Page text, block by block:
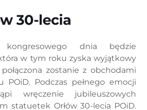
30-lecia
kongresowego dnia będzie
w tym roku zyska wyjątkowy
zostanie z obchodami
POiD. Podczas pełnego emocji
wręczenie jubileuszowych
statuetek Orłów 30-lecia POiD.